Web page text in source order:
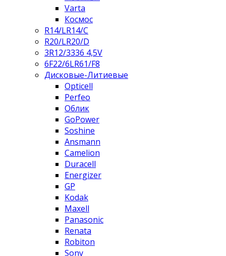
Varta
Космос
R14/LR14/C
R20/LR20/D
3R12/3336 4,5V
6F22/6LR61/F8
Дисковые-Литиевые
Opticell
Perfeo
Облик
GoPower
Soshine
Ansmann
Camelion
Duracell
Energizer
GP
Kodak
Maxell
Panasonic
Renata
Robiton
Sony